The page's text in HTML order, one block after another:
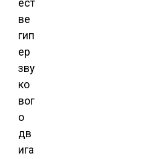
ест
ве
гип
ер
зву
ко
вог
о
дв
ига